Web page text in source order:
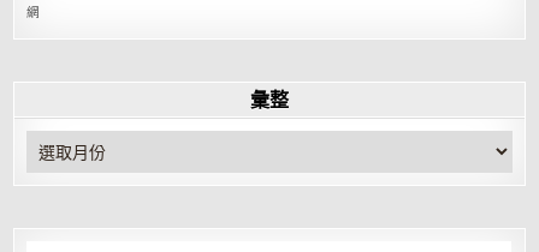
網
彙整
彙
整